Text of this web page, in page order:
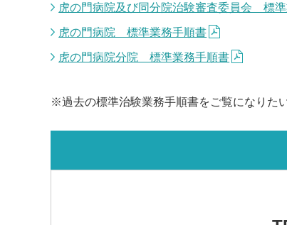
虎の門病院及び同分院治験審査委員会 標
虎の門病院 標準業務手順書
虎の門病院分院 標準業務手順書
※過去の標準治験業務手順書をご覧になりた